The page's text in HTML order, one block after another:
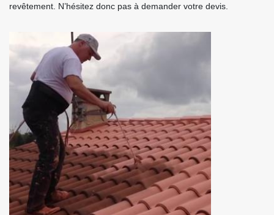
revêtement. N’hésitez donc pas à demander votre devis.